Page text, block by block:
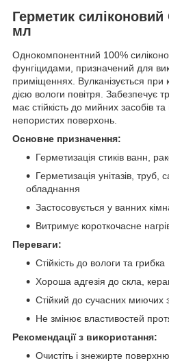
Герметик силіконовий
мл
Однокомпонентний 100%
фунгіцидами, призначений для
приміщеннях. Вулканізується при
дією вологи повітря. Забезпечує
має стійкість до мийних засобів
непористих поверхонь.
Основне призначення:
Герметизація стиків ванн,
Герметизація унітазів, труб,
обладнання
Застосовується у ванних
Витримує короткочасне
Переваги:
Стійкість до вологи та грибка
Хороша адгезія до скла,
Стійкий до сучасних миючих
Не змінює властивостей
Рекомендації з використання:
Очистіть і знежирте